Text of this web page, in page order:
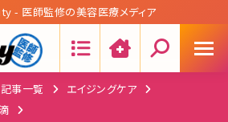
- 医師監修の美容医療メディア
事一覧
エイジングケア